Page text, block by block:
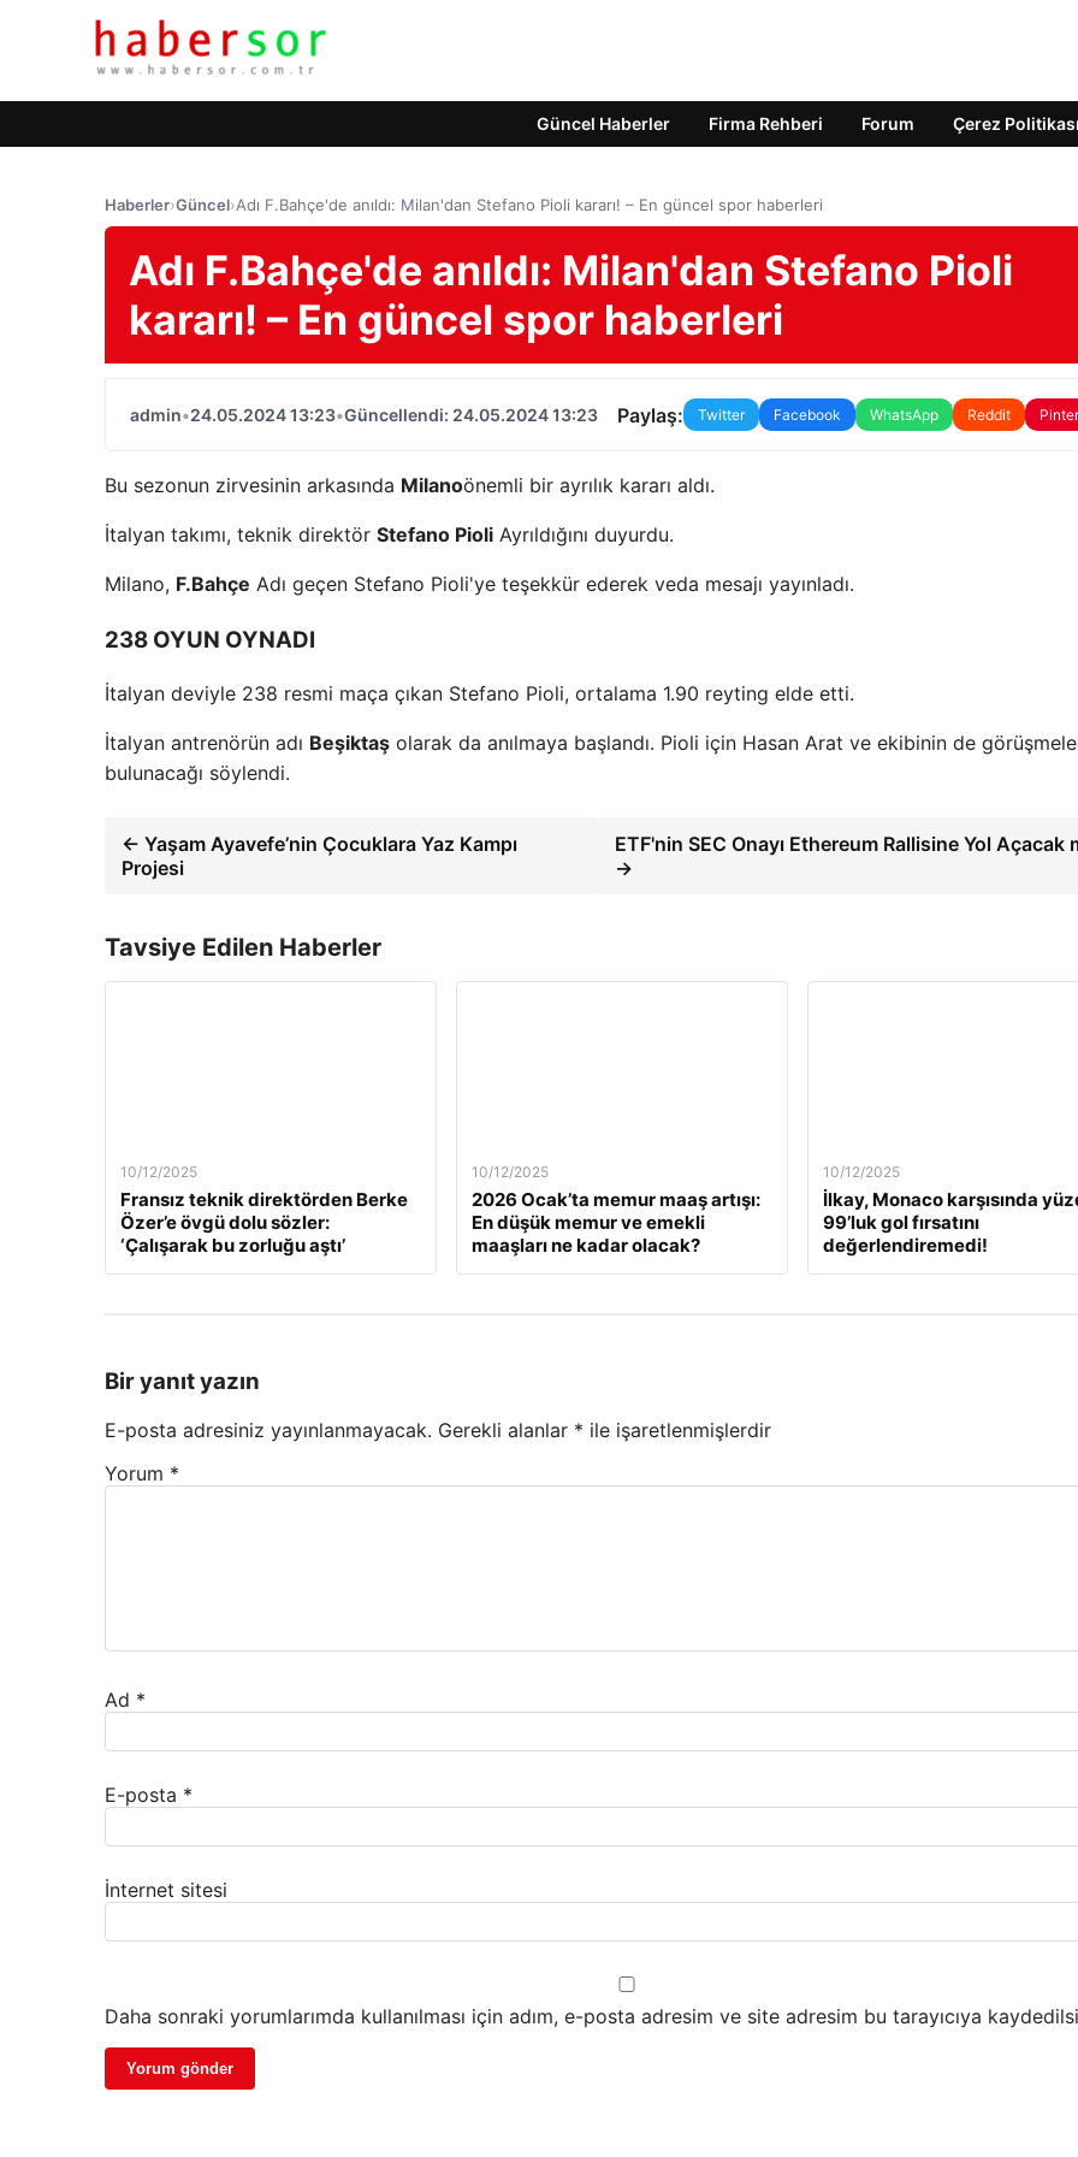
Güncel Haberler Firma Rehberi Forum Çerez Politikası
Haberler›Güncel›Adı F.Bahçe'de anıldı: Milan'dan Stefano Pioli kararı! – En güncel spor haberleri
Adı F.Bahçe'de anıldı: Milan'dan Stefano Pioli
kararı! – En güncel spor haberleri
admin•24.05.2024 13:23•Güncellendi: 24.05.2024 13:23 Paylaş: Twitter Facebook WhatsApp Reddit
Bu sezonun zirvesinin arkasında Milanoönemli bir ayrılık kararı aldı.
İtalyan takımı, teknik direktör Stefano Pioli Ayrıldığını duyurdu.
Milano, F.Bahçe Adı geçen Stefano Pioli'ye teşekkür ederek veda mesajı yayınladı.
238 OYUN OYNADI
İtalyan deviyle 238 resmi maça çıkan Stefano Pioli, ortalama 1.90 reyting elde etti.
İtalyan antrenörün adı Beşiktaş olarak da anılmaya başlandı. Pioli için Hasan Arat ve ekibinin de
bulunacağı söylendi.
← Yaşam Ayavefe’nin Çocuklara Yaz Kampı
Projesi
ETF'nin SEC Onayı Ethereum Rallisine Yol Açacak
→
Tavsiye Edilen Haberler
10/12/2025
Fransız teknik direktörden Berke
Özer’e övgü dolu sözler:
‘Çalışarak bu zorluğu aştı’
10/12/2025
2026 Ocak’ta memur maaş artışı:
En düşük memur ve emekli
maaşları ne kadar olacak?
10/12/2025
İlkay, Monaco karşısında
99’luk gol fırsatını
değerlendiremedi!
Bir yanıt yazın
E-posta adresiniz yayınlanmayacak. Gerekli alanlar * ile işaretlenmişlerdir
Yorum *
Ad *
E-posta *
İnternet sitesi
Daha sonraki yorumlarımda kullanılması için adım, e-posta adresim ve site adresim bu tarayıcıya